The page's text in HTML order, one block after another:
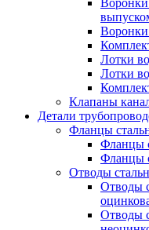
Воронки
Лотки
Лотки
Клапаны
Детали
Фланцы
Фланцы
Фланцы
Отводы
Отводы
Отводы